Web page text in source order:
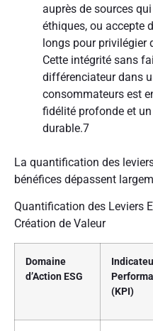
auprès de sources
éthiques, ou accepte
longs pour privilégier
Cette intégrité sans
différenciateur dans
consommateurs est
fidélité profonde et
durable.7
La quantification des
bénéfices dépassent
Quantification des Leviers
Création de Valeur
Domaine
d’Action ESG
(KPI)